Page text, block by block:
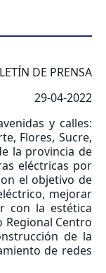
DE PRENSA
29-04-2022
y calles:
Flores, Sucre,
la provincia de
eléctricas por
el objetivo de
mejorar
con la estética
Regional Centro
de la
de redes